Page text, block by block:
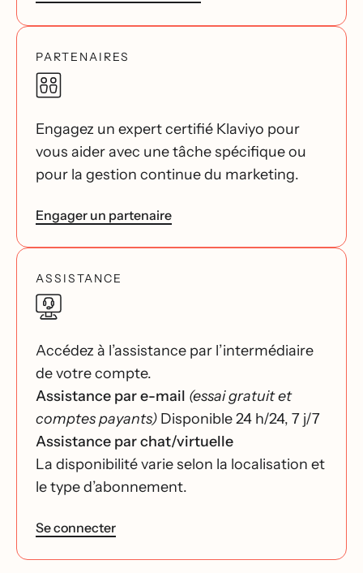
PARTENAIRES
Engagez un expert certifié Klaviyo pour
vous aider avec une tâche spécifique ou
pour la gestion continue du marketing.
Engager un partenaire
ASSISTANCE
Accédez à l’assistance par l’intermédiaire
de votre compte.
Assistance par e-mail (essai gratuit et
comptes payants) Disponible 24 h/24, 7 j/7
Assistance par chat/virtuelle
La disponibilité varie selon la localisation et
le type d’abonnement.
Se connecter